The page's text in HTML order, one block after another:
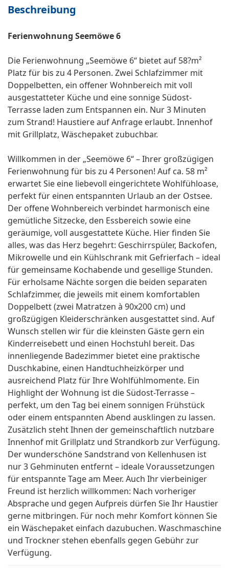
Beschreibung
Ferienwohnung Seemöwe 6
Die Ferienwohnung „Seemöwe 6“ bietet auf 58?m²
Platz für bis zu 4 Personen. Zwei Schlafzimmer mit
Doppelbetten, ein offener Wohnbereich mit voll
ausgestatteter Küche und eine sonnige Südost-
Terrasse laden zum Entspannen ein. Nur 3 Minuten
zum Strand! Haustiere auf Anfrage erlaubt. Innenhof
mit Grillplatz, Wäschepaket zubuchbar.
Willkommen in der „Seemöwe 6“ – Ihrer großzügigen
Ferienwohnung für bis zu 4 Personen! Auf ca. 58 m²
erwartet Sie eine liebevoll eingerichtete Wohlfühloase,
perfekt für einen entspannten Urlaub an der Ostsee.
Der offene Wohnbereich verbindet harmonisch eine
gemütliche Sitzecke, den Essbereich sowie eine
geräumige, voll ausgestattete Küche. Hier finden Sie
alles, was das Herz begehrt: Geschirrspüler, Backofen,
Mikrowelle und ein Kühlschrank mit Gefrierfach – ideal
für gemeinsame Kochabende und gesellige Stunden.
Für erholsame Nächte sorgen die beiden separaten
Schlafzimmer, die jeweils mit einem komfortablen
Doppelbett (zwei Matratzen à 90x200 cm) und
großzügigen Kleiderschränken ausgestattet sind. Auf
Wunsch stellen wir für die kleinsten Gäste gern ein
Kinderreisebett und einen Hochstuhl bereit. Das
innenliegende Badezimmer bietet eine praktische
Duschkabine, einen Handtuchheizkörper und
ausreichend Platz für Ihre Wohlfühlmomente. Ein
Highlight der Wohnung ist die Südost-Terrasse –
perfekt, um den Tag bei einem sonnigen Frühstück
oder einem entspannten Abend ausklingen zu lassen.
Zusätzlich steht Ihnen der gemeinschaftlich nutzbare
Innenhof mit Grillplatz und Strandkorb zur Verfügung.
Der wunderschöne Sandstrand von Kellenhusen ist
nur 3 Gehminuten entfernt – ideale Voraussetzungen
für entspannte Tage am Meer. Auch Ihr vierbeiniger
Freund ist herzlich willkommen: Nach vorheriger
Absprache und gegen Aufpreis dürfen Sie Ihr Haustier
gerne mitbringen. Für noch mehr Komfort können Sie
ein Wäschepaket einfach dazubuchen. Waschmaschine
und Trockner stehen ebenfalls gegen Gebühr zur
Verfügung.